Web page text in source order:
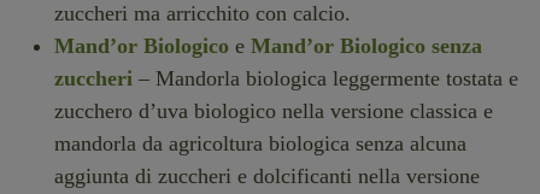
zuccheri ma arricchito con calcio.
Mand’or Biologico e Mand’or Biologico senza
zuccheri – Mandorla biologica leggermente tostata e
zucchero d’uva biologico nella versione classica e
mandorla da agricoltura biologica senza alcuna
aggiunta di zuccheri e dolcificanti nella versione